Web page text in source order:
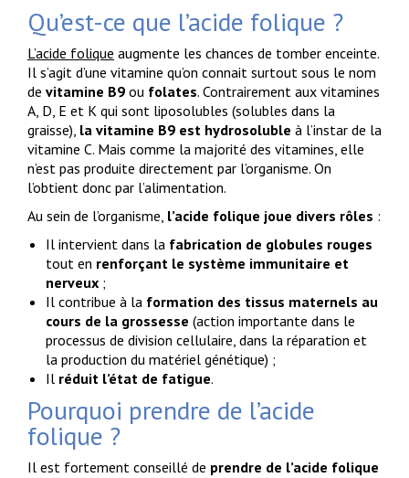
Qu’est-ce que l’acide folique ?
L’acide folique augmente les chances de tomber enceinte.
Il s’agit d’une vitamine qu’on connait surtout sous le nom
de vitamine B9 ou folates. Contrairement aux vitamines
A, D, E et K qui sont liposolubles (solubles dans la
graisse), la vitamine B9 est hydrosoluble à l’instar de la
vitamine C. Mais comme la majorité des vitamines, elle
n’est pas produite directement par l’organisme. On
l’obtient donc par l’alimentation.
Au sein de l’organisme, l’acide folique joue divers rôles :
Il intervient dans la fabrication de globules rouges
tout en renforçant le système immunitaire et
nerveux ;
Il contribue à la formation des tissus maternels au
cours de la grossesse (action importante dans le
processus de division cellulaire, dans la réparation et
la production du matériel génétique) ;
Il réduit l’état de fatigue.
Pourquoi prendre de l’acide
folique ?
Il est fortement conseillé de prendre de l’acide folique